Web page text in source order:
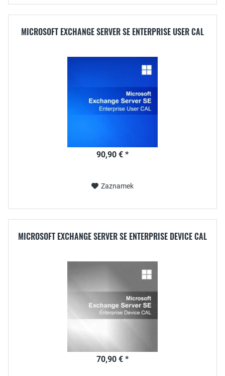
MICROSOFT EXCHANGE SERVER SE ENTERPRISE USER CAL
90,90 € *
Zaznamek
MICROSOFT EXCHANGE SERVER SE ENTERPRISE DEVICE CAL
70,90 € *